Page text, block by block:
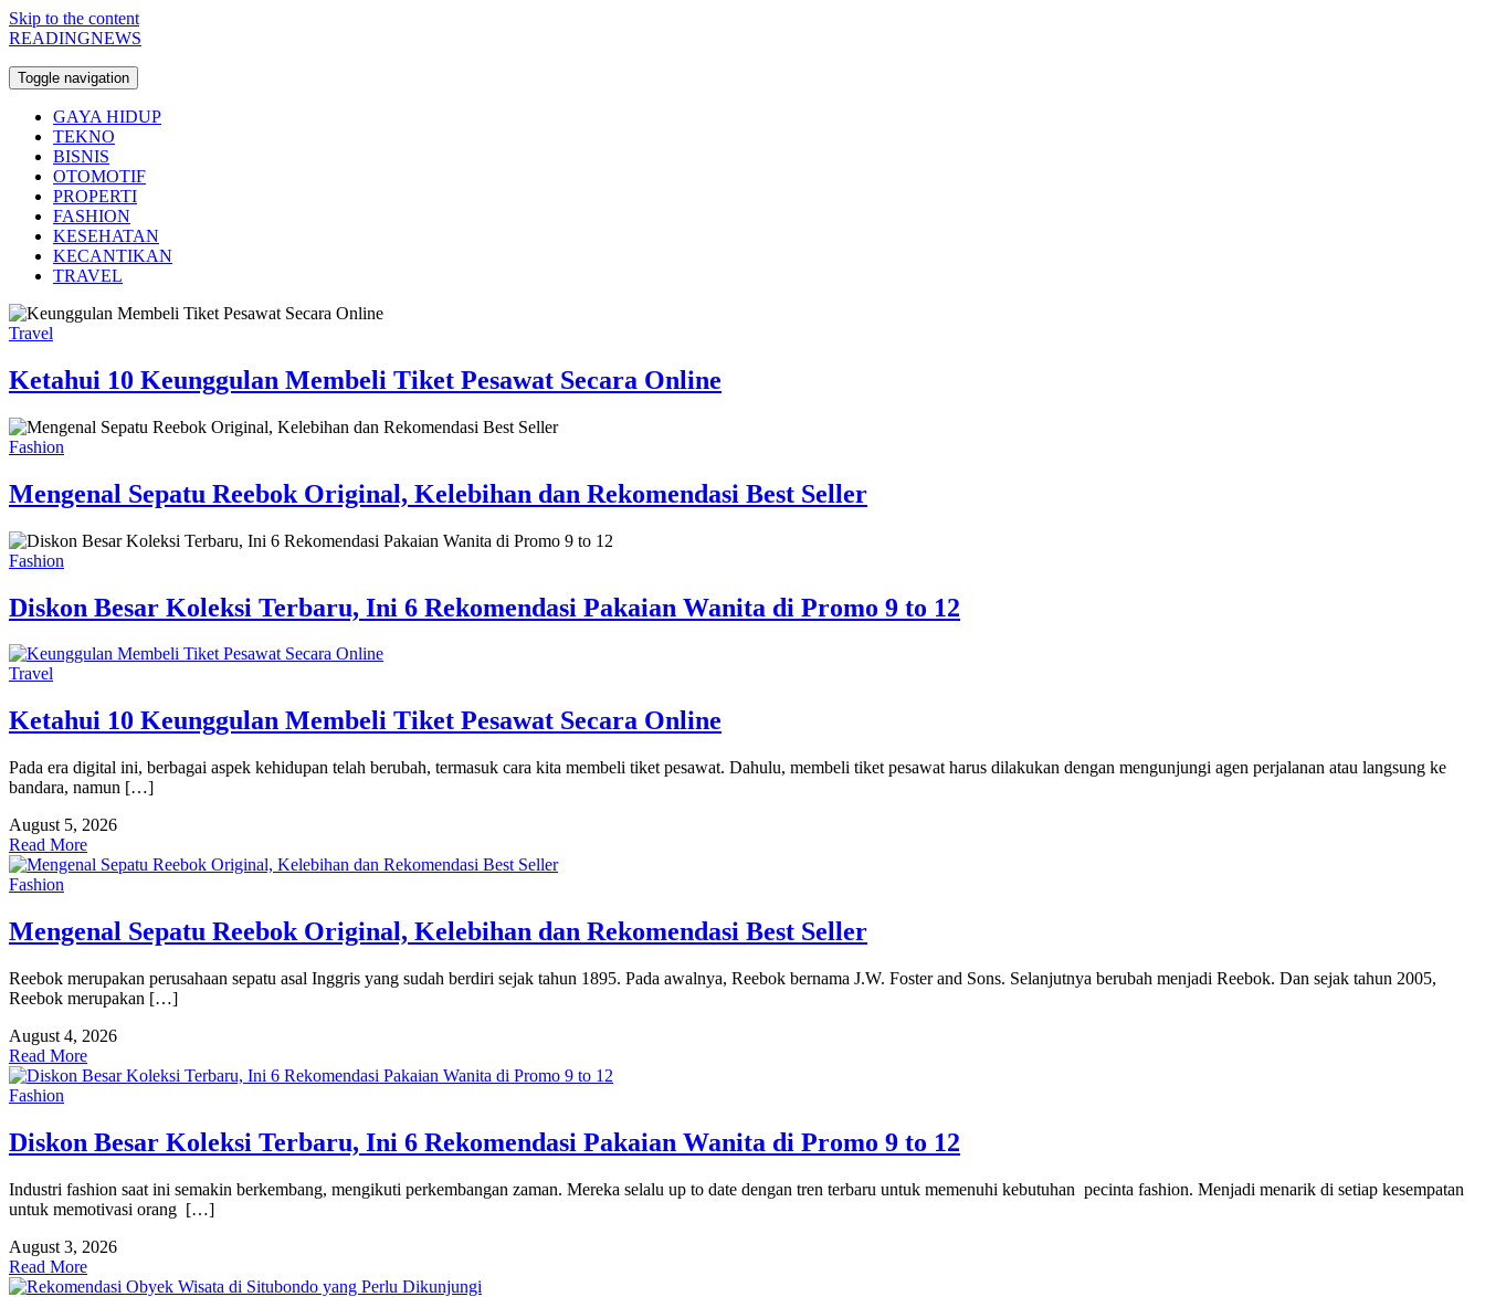
Skip to the content
READINGNEWS
Toggle navigation
GAYA HIDUP
TEKNO
BISNIS
OTOMOTIF
PROPERTI
FASHION
KESEHATAN
KECANTIKAN
TRAVEL
Travel
Ketahui 10 Keunggulan Membeli Tiket Pesawat Secara Online
Fashion
Mengenal Sepatu Reebok Original, Kelebihan dan Rekomendasi Best Seller
Fashion
Diskon Besar Koleksi Terbaru, Ini 6 Rekomendasi Pakaian Wanita di Promo 9 to 12
Travel
Ketahui 10 Keunggulan Membeli Tiket Pesawat Secara Online
Pada era digital ini, berbagai aspek kehidupan telah berubah, termasuk cara kita membeli tiket pesawat. Dahulu, membeli tiket pesawat harus dilakukan dengan mengunjungi agen perjalanan atau langsung ke
bandara, namun […]
August 5, 2026
Read More
Fashion
Mengenal Sepatu Reebok Original, Kelebihan dan Rekomendasi Best Seller
Reebok merupakan perusahaan sepatu asal Inggris yang sudah berdiri sejak tahun 1895. Pada awalnya, Reebok bernama J.W. Foster and Sons. Selanjutnya berubah menjadi Reebok. Dan sejak tahun 2005,
Reebok merupakan […]
August 4, 2026
Read More
Fashion
Diskon Besar Koleksi Terbaru, Ini 6 Rekomendasi Pakaian Wanita di Promo 9 to 12
Industri fashion saat ini semakin berkembang, mengikuti perkembangan zaman. Mereka selalu up to date dengan tren terbaru untuk memenuhi kebutuhan pecinta fashion. Menjadi menarik di setiap kesempatan
untuk memotivasi orang […]
August 3, 2026
Read More